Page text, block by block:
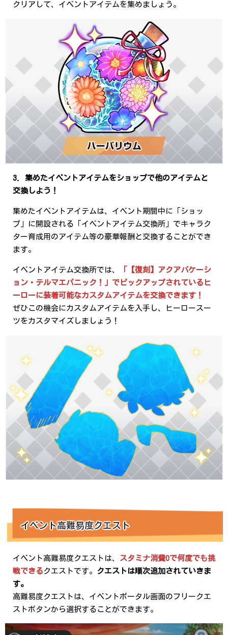
クリアして、イベントアイテムを集めましょう。
3. 集めたイベントアイテムをショップで他のアイテムと
交換しよう！
集めたイベントアイテムは、イベント期間中に「ショッ
プ」に開設される「イベントアイテム交換所」でキャラク
ター育成用のアイテム等の豪華報酬と交換することができ
ます。
イベントアイテム交換所では、
「【復刻】アクアバケーシ
ョン・テルマエパニック！」でピックアップされているヒ
ーローに装着可能なカスタムアイテムを交換できます！
ぜひこの機会にカスタムアイテムを入手し、ヒーロースー
ツをカスタマイズしましょう！
イベント高難易度クエスト
イベント高難易度クエストは、 スタミナ消費0で何度でも挑
戦できる クエストです。
クエストは順次追加されていきま
す。
高難易度クエストは、イベントポータル画面のフリークエ
ストボタンから選択することができます。